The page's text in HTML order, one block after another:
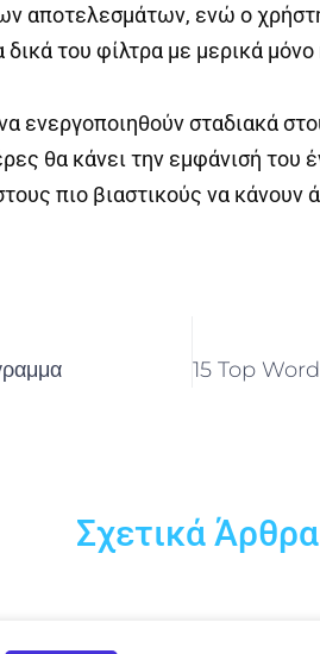
αποτελεσμάτων, ενώ ο
του φίλτρα με μερικά μόνο
ενεργοποιηθούν σταδιακά
θα κάνει την εμφάνισή του
πιο βιαστικούς να κάνουν
Σχετικά Άρθρα